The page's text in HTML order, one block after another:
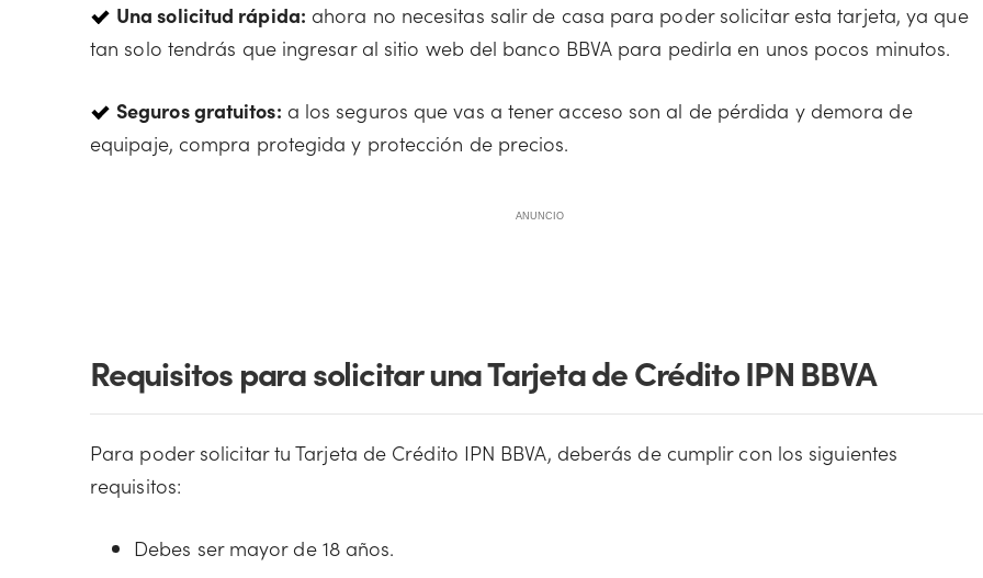
Una solicitud rápida: ahora no necesitas salir de casa para poder solicitar esta tarjeta, ya que
tan solo tendrás que ingresar al sitio web del banco BBVA para pedirla en unos pocos minutos.
Seguros gratuitos: a los seguros que vas a tener acceso son al de pérdida y demora de
equipaje, compra protegida y protección de precios.
ANUNCIO
Requisitos para solicitar una Tarjeta de Crédito IPN BBVA
Para poder solicitar tu Tarjeta de Crédito IPN BBVA, deberás de cumplir con los siguientes
requisitos:
Debes ser mayor de 18 años.